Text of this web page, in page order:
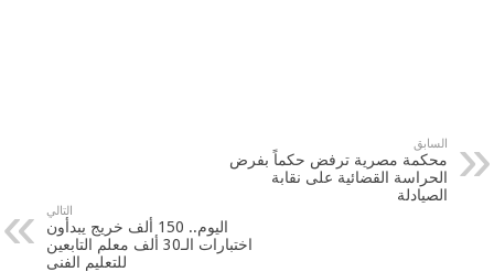
السابق
‫محكمة مصرية ترفض حكماً بفرض
الحراسة القضائية على نقابة
الصيادلة
التالي
اليوم.. 150 ألف خريج يبدأون
اختبارات الـ30 ألف معلم التابعين
للتعليم الفنى